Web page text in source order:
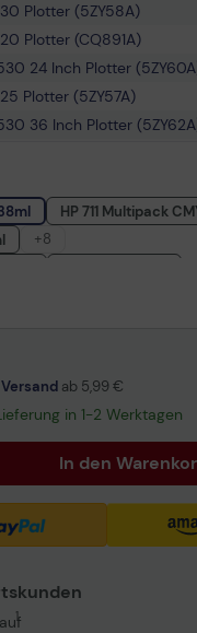
Plotter (5ZY58A)
Plotter (CQ891A)
24 Inch Plotter
Plotter (5ZY57A)
36 Inch Plotter
36 Inch Plotter (5ZY61A)
Series Plotter
Plotter (CQ893B#B19)
HP 711 Multipack
+8
Pack 87ml
Versand ab 5,99 €
in 1-2 Werktagen
In den
1